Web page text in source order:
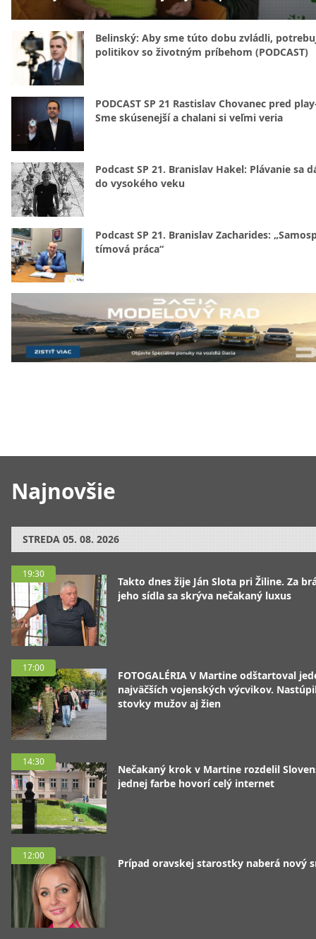
Najnovšie
STREDA 05. 08. 2026
19:30
Takto dnes žije Ján Slota pri Žiline. Za
jeho sídla sa skrýva nečakaný luxus
17:00
FOTOGALÉRIA V Martine odštartoval
najväčších vojenských výcvikov.
stovky mužov aj žien
14:30
Nečakaný krok v Martine rozdelil
jednej farbe hovorí celý internet
12:00
Prípad oravskej starostky naberá nový
Belinský: Aby sme túto dobu zvládli,
politikov so životným príbehom (PODCAST)
PODCAST SP 21 Rastislav Chovanec pred
Sme skúsenejší a chalani si veľmi veria
Podcast SP 21. Branislav Hakel: Plávanie sa
do vysokého veku
Podcast SP 21. Branislav Zacharides:
tímová práca“